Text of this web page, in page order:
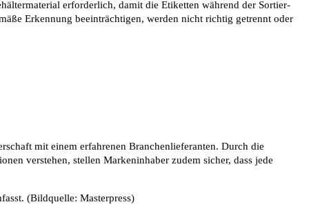
erforderlich, damit die Etiketten während der Sortier-
Erkennung beeinträchtigen, werden nicht richtig getrennt oder
mit einem erfahrenen Branchenlieferanten. Durch die
verstehen, stellen Markeninhaber zudem sicher, dass jede
(Bildquelle: Masterpress)